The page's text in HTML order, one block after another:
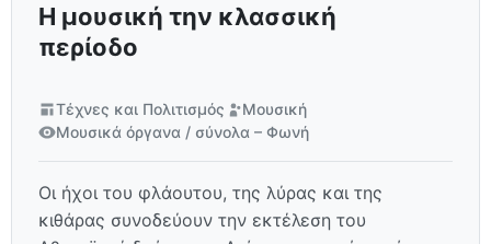
Η μουσική την κλασσική
περίοδο
Τέχνες και Πολιτισμός
Μουσική
Μουσικά όργανα / σύνολα – Φωνή
Οι ήχοι του φλάουτου, της λύρας και της
κιθάρας συνοδεύουν την εκτέλεση του